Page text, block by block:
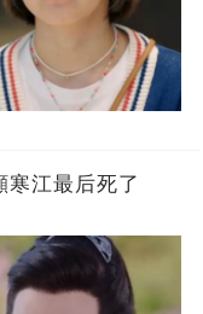
寒江最后死了